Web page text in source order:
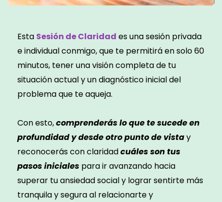
Esta Sesión de Claridad es una sesión privada
e individual conmigo, que te permitirá en solo 60
minutos, tener una visión completa de tu
situación actual y un diagnóstico inicial del
problema que te aqueja.
Con esto,comprenderás lo que te sucede en
profundidad y desde otro punto de vistay
reconocerás con claridadcuáles son tus
pasos iniciales para ir avanzando hacia
superar tu ansiedad social y lograr sentirte más
tranquila y segura al relacionarte y